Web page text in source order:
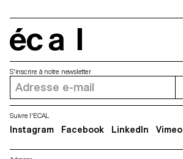
S'inscrire à notre newsletter
Suivre l'ECAL
Instagram Facebook LinkedIn Vimeo